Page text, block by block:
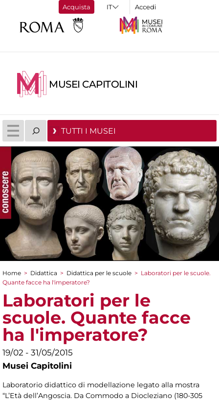
Acquista Accedi
MUSEI CAPITOLINI
TUTTI I MUSEI
Tu sei qui
Home > Didattica > Didattica per le scuole > Laboratori per le scuole.
Quante facce ha l'imperatore?
Laboratori per le
scuole. Quante facce
ha l'imperatore?
19/02 - 31/05/2015
Musei Capitolini
Laboratorio didattico di modellazione legato alla mostra
“L’Età dell’Angoscia. Da Commodo a Diocleziano (180-305